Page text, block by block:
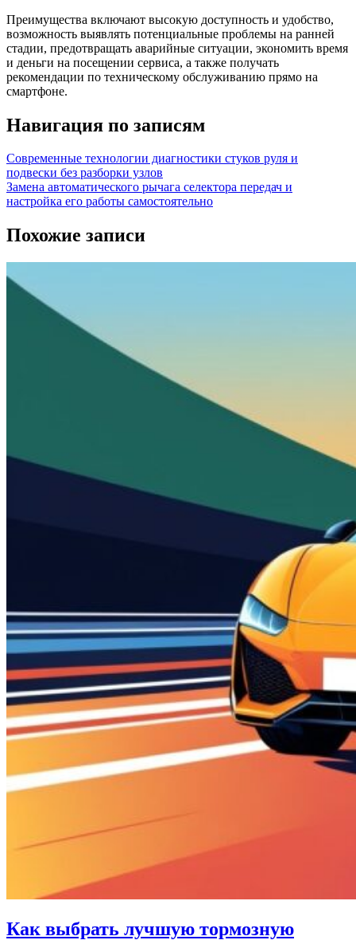
Преимущества включают высокую доступность и удобство,
возможность выявлять потенциальные проблемы на ранней
стадии, предотвращать аварийные ситуации, экономить время
и деньги на посещении сервиса, а также получать
рекомендации по техническому обслуживанию прямо на
смартфоне.
Навигация по записям
Современные технологии диагностики стуков руля и
подвески без разборки узлов
Замена автоматического рычага селектора передач и
настройка его работы самостоятельно
Похожие записи
Как выбрать лучшую тормозную